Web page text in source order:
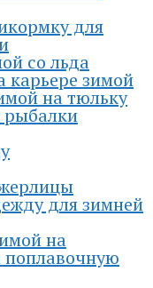
для
со льда
карьере зимой
на тюльку
рыбалки
для зимней
на